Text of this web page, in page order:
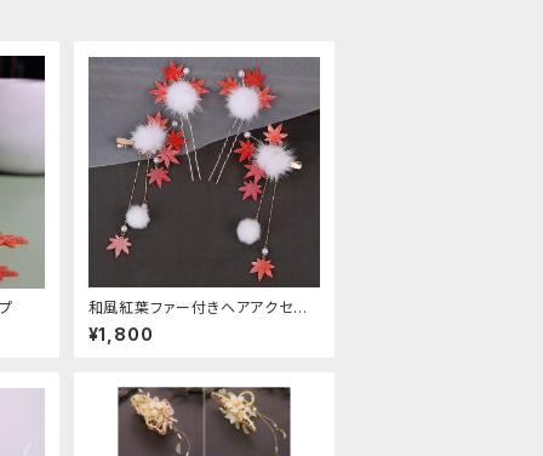
和風紅葉ファー付きヘアアクセサ
リー
¥1,800